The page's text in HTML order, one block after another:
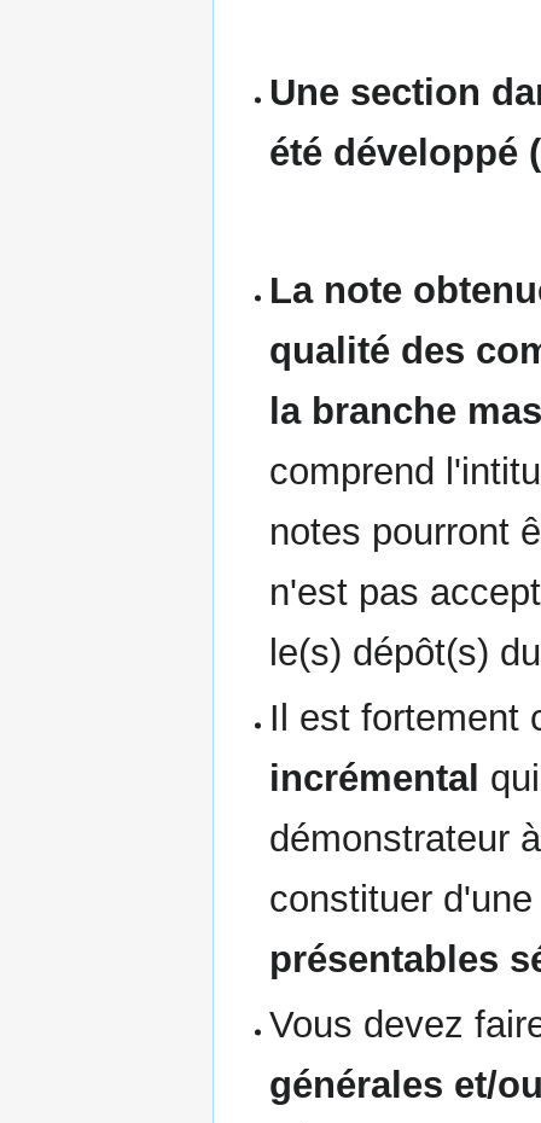
Une section
été développé
La note
qualité des
la branche
comprend
notes pourront
n'est pas
le(s) dépôt(s)
Il est fortement
incrémental
démonstrateur
constituer
présentables
Vous devez
générales et/